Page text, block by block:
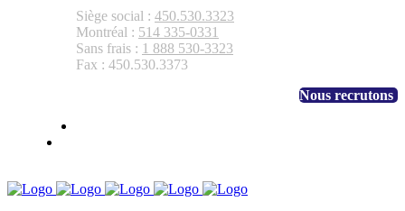
Siège social : 450.530.3323
Montréal : 514 335-0331
Sans frais : 1 888 530-3323
Fax : 450.530.3373
Nous recrutons